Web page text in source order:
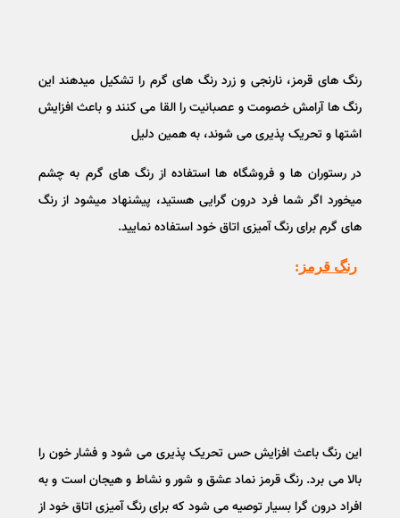
رنگ های قرمز، نارنجی و زرد رنگ های گرم را تشکیل میدهند این
رنگ ها آرامش خصومت و عصبانیت را القا می کنند و باعث افزایش
اشتها و تحریک پذیری می شوند، به همین دلیل
در رستوران ها و فروشگاه ها استفاده از رنگ های گرم به چشم
میخورد اگر شما فرد درون گرایی هستید، پیشنهاد میشود از رنگ
های گرم برای رنگ آمیزی اتاق خود استفاده نمایید.
رنگ قرمز :
این رنگ باعث افزایش حس تحریک پذیری می شود و فشار خون را
بالا می برد. رنگ قرمز نماد عشق و شور و نشاط و هیجان است و به
افراد درون گرا بسیار توصیه می شود که برای رنگ آمیزی اتاق خود از